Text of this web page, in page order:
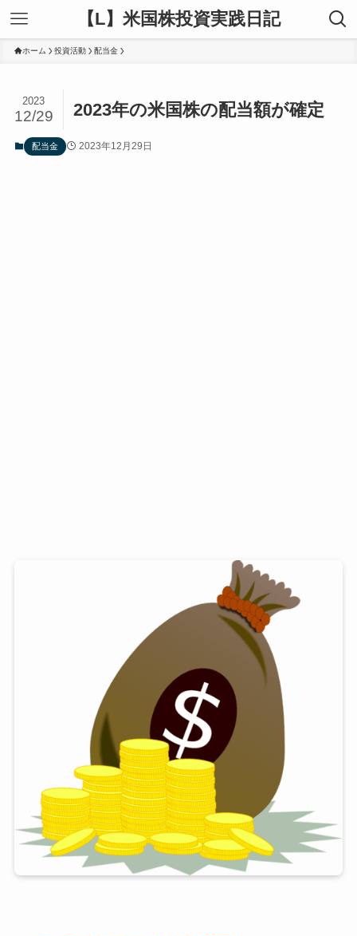
【L】米国株投資実践日記
ホーム 投資活動 配当金
2023年の米国株の配当額が確定
2023
12/29
配当金 2023年12月29日